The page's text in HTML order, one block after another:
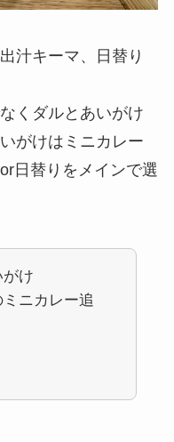
汁キーマ、日替り
くダルとあいがけ
がけはミニカレー
日替りをメインで選
け
ミニカレー追